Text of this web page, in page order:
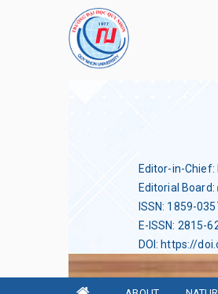
Editor-in-Chief:
Editorial Board:
ISSN: 1859-
E-ISSN: 2815-
DOI:https://